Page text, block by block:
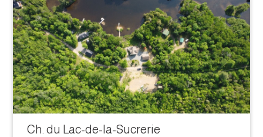
Ch. du Lac-de-la-Sucrerie